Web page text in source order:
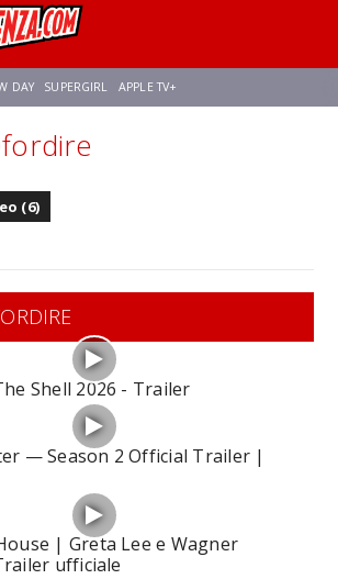
DAY SUPERGIRL APPLE TV+
ZENDAYA STAR TREK
(6)
Shell 2026 - Trailer
— Season 2 Official Trailer |
| Greta Lee e Wagner
ufficiale